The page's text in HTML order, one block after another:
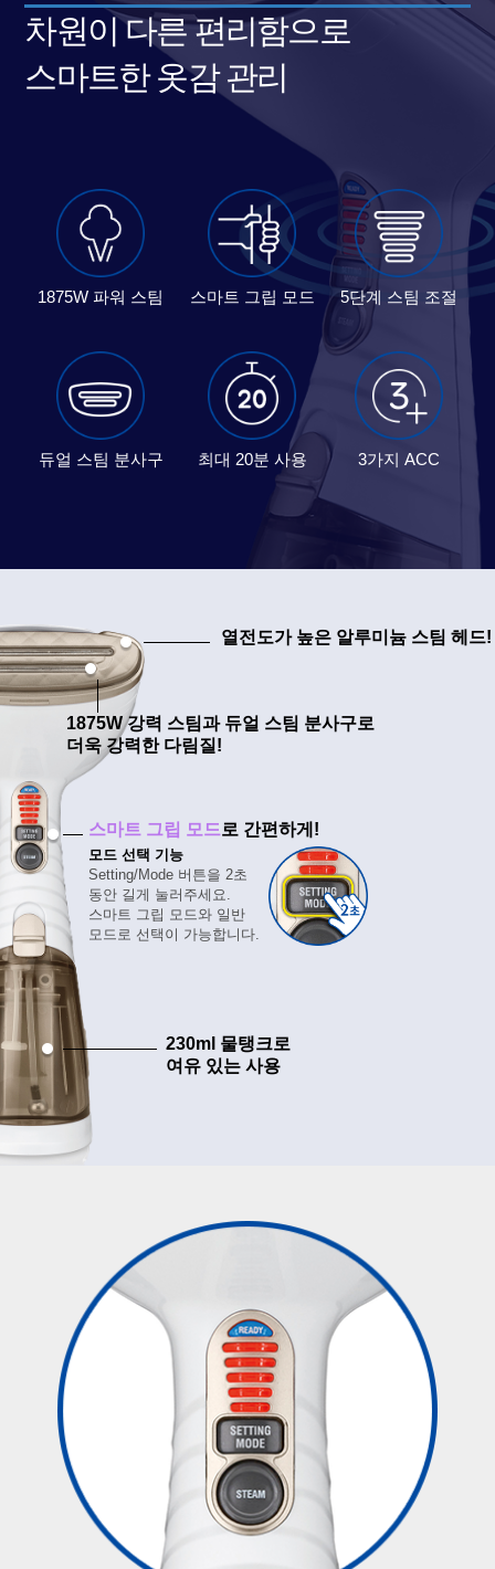
차원이 다른 편리함으로
스마트한 옷감 관리
1875W 파워 스팀 스마트 그립 모드 5단계 스팀 조절
듀얼 스팀 분사구 최대 20분 사용 3가지 ACC
1875W 강력 스팀과 듀얼 스팀 분사구로
더욱 강력한 다림질!
열전도가 높은 알루미늄 스팀 헤드!
스마트 그립 모드로 간편하게!
모드 선택 기능
Setting/Mode 버튼을 2초
동안 길게 눌러주세요.
스마트 그립 모드와 일반
모드로 선택이 가능합니다.
230ml 물탱크로
여유 있는 사용